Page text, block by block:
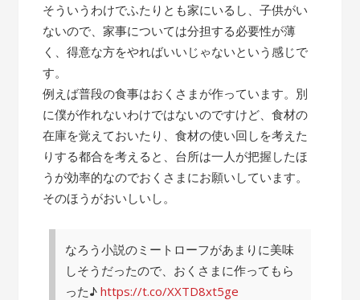
そういうわけでふたりとも家にいるし、子供がい
ないので、家事については分担する必要性が薄
く、得意な方をやればいいじゃないという感じで
す。
例えば普段の食事はおくさまが作っています。別
に僕が作れないわけではないのですけど、食材の
在庫を覚えておいたり、食材の使い回しを考えた
りする都合を考えると、台所は一人が把握したほ
うが効率的なのでおくさまにお願いしています。
そのほうがおいしいし。
なろう小説のミートローフがあまりに美味
しそうだったので、おくさまに作ってもら
った♪https://t.co/XXTD8xt5ge